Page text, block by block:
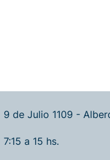
9 de Julio 1109 -
7:15 a 15 hs.